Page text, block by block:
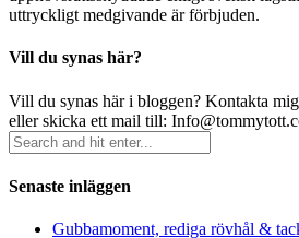
uttryckligt medgivande är förbjuden.
Vill du synas här?
Vill du synas här i bloggen? Kontakta
eller skicka ett mail till:
Senaste inläggen
Gubbamoment, rediga rövhål &